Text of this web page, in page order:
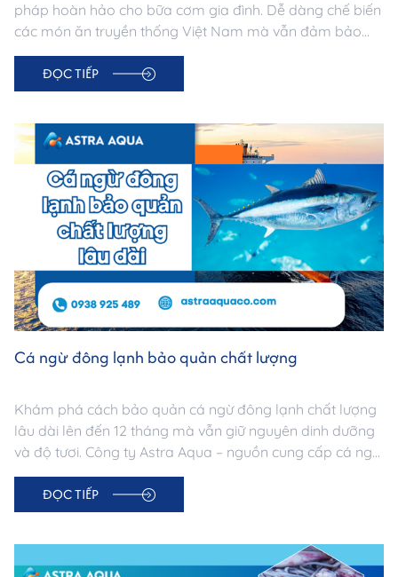
pháp hoàn hảo cho bữa cơm gia đình. Dễ dàng chế biến
các món ăn truyền thống Việt Nam mà vẫn đảm bảo
tươi ngon, bổ dưỡng và vệ sinh an toàn thực phẩm.
ĐỌC TIẾP
Cá ngừ đông lạnh bảo quản chất lượng
Khám phá cách bảo quản cá ngừ đông lạnh chất lượng
lâu dài lên đến 12 tháng mà vẫn giữ nguyên dinh dưỡng
và độ tươi. Công ty Astra Aqua – nguồn cung cấp cá ngừ
đông lạnh uy tín tại TP.HCM, đạt chuẩn xuất khẩu.
ĐỌC TIẾP